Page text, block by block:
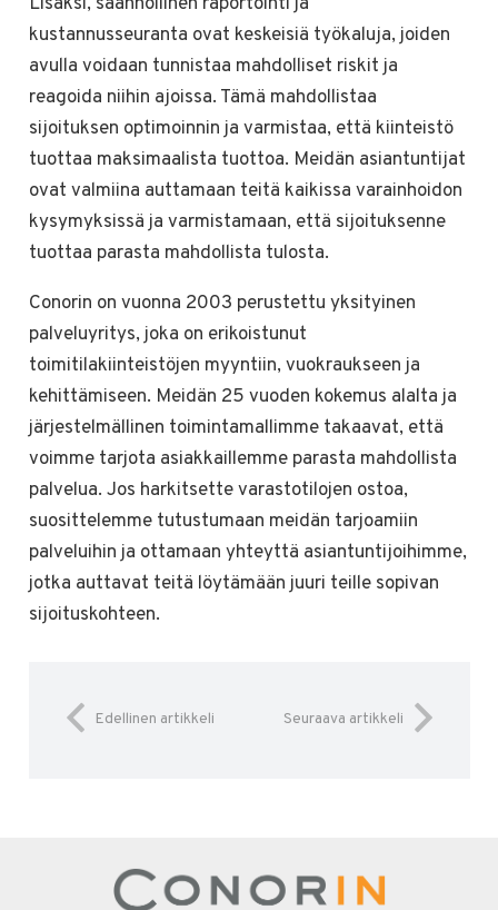
kustannusseuranta ovat keskeisiä työkaluja, joiden
avulla voidaan tunnistaa mahdolliset riskit ja
reagoida niihin ajoissa. Tämä mahdollistaa
sijoituksen optimoinnin ja varmistaa, että kiinteistö
tuottaa maksimaalista tuottoa. Meidän asiantuntijat
ovat valmiina auttamaan teitä kaikissa varainhoidon
kysymyksissä ja varmistamaan, että sijoituksenne
tuottaa parasta mahdollista tulosta.
Conorin on vuonna 2003 perustettu yksityinen
palveluyritys, joka on erikoistunut
toimitilakiinteistöjen myyntiin, vuokraukseen ja
kehittämiseen. Meidän 25 vuoden kokemus alalta ja
järjestelmällinen toimintamallimme takaavat, että
voimme tarjota asiakkaillemme parasta mahdollista
palvelua. Jos harkitsette varastotilojen ostoa,
suosittelemme tutustumaan meidän tarjoamiin
palveluihin ja ottamaan yhteyttä asiantuntijoihimme,
jotka auttavat teitä löytämään juuri teille sopivan
sijoituskohteen.
Edellinen artikkeli Seuraava artikkeli